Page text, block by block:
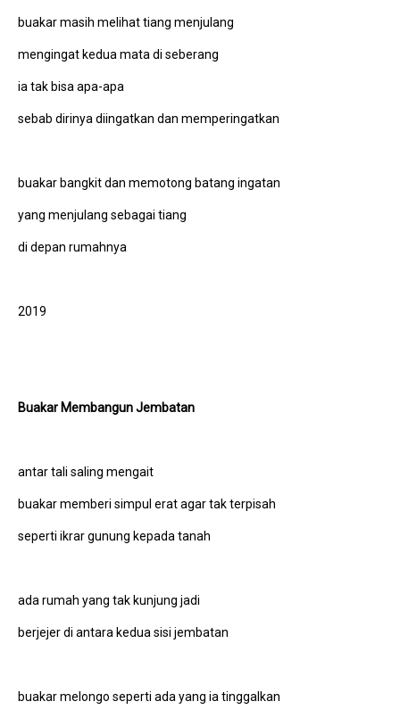
buakar masih melihat tiang menjulang
mengingat kedua mata di seberang
ia tak bisa apa-apa
sebab dirinya diingatkan dan memperingatkan
buakar bangkit dan memotong batang ingatan
yang menjulang sebagai tiang
di depan rumahnya
2019
Buakar Membangun Jembatan
antar tali saling mengait
buakar memberi simpul erat agar tak terpisah
seperti ikrar gunung kepada tanah
ada rumah yang tak kunjung jadi
berjejer di antara kedua sisi jembatan
buakar melongo seperti ada yang ia tinggalkan